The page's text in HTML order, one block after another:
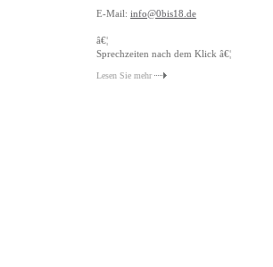
E-Mail: info@0bis18.de
â€¦
Sprechzeiten nach dem Klick â€¦
Lesen Sie mehr